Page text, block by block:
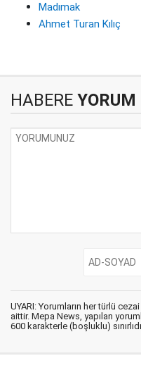
Madımak
Ahmet Turan Kılıç
HABERE
UYARI: Yorumların her türlü
aittir. Mepa News, yapılan
600 karakterle (boşluklu)